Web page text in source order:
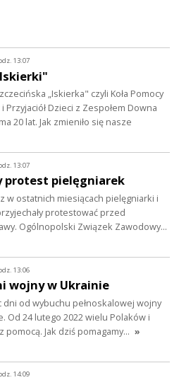
13:07
„Iskierka" czyli Koła Pomocy
Przyjaciół Dzieci z Zespołem Downa
20 lat. Jak zmieniło się nasze
13:07
protest pielęgniarek
w ostatnich miesiącach pielęgniarki i
protestować przed
Ogólnopolski Związek Zawodowy…
13:06
wojny w Ukrainie
dni od wybuchu pełnoskalowej wojny
Od 24 lutego 2022 wielu Polaków i
pomocą. Jak dziś pomagamy… »
14:09